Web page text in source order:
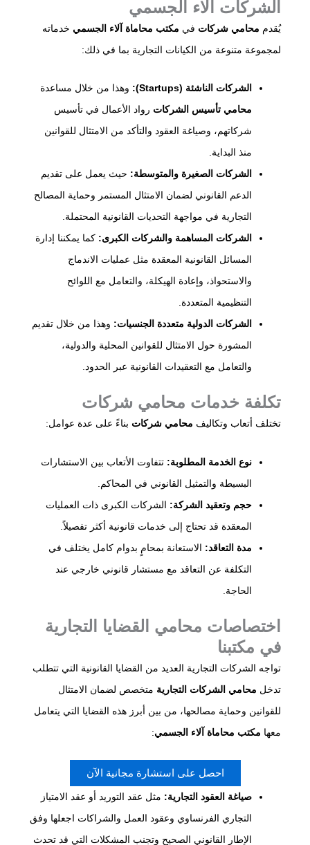
الشركات آلاء الجسمي
يُقدم محامي شركات في مكتب محاماة آلاء الجسمي خدماته
لمجموعة متنوعة من الكيانات التجارية بما في ذلك:​
الشركات الناشئة (Startups):
وهذا من خلال مساعدة
محامي تأسيس الشركات رواد الأعمال في تأسيس
شركاتهم، وصياغة العقود والتأكد من الامتثال للقوانين
منذ البداية.​
الشركات الصغيرة والمتوسطة: حيث يعمل على تقديم
الدعم القانوني لضمان الامتثال المستمر وحماية المصالح
التجارية في مواجهة التحديات القانونية المحتملة.​
الشركات المساهمة والشركات الكبرى: كما يمكننا إدارة
المسائل القانونية المعقدة مثل عمليات الاندماج
والاستحواذ، وإعادة الهيكلة، والتعامل مع اللوائح
التنظيمية المتعددة.​
الشركات الدولية متعددة الجنسيات: وهذا من خلال تقديم
المشورة حول الامتثال للقوانين المحلية والدولية،
والتعامل مع التعقيدات القانونية عبر الحدود.​
تكلفة خدمات محامي شركات
تختلف أتعاب وتكاليف محامي شركات بناءً على عدة عوامل:​
نوع الخدمة المطلوبة: تتفاوت الأتعاب بين الاستشارات
البسيطة والتمثيل القانوني في المحاكم.​
حجم وتعقيد الشركة: الشركات الكبرى ذات العمليات
المعقدة قد تحتاج إلى خدمات قانونية أكثر تفصيلاً.​
مدة التعاقد: الاستعانة بمحامٍ بدوام كامل يختلف في
التكلفة عن التعاقد مع مستشار قانوني خارجي عند
الحاجة.
اختصاصات محامي القضايا التجارية
في مكتبنا
تواجه الشركات التجارية العديد من القضايا القانونية التي تتطلب
تدخل محامي الشركات التجارية متخصص لضمان الامتثال
للقوانين وحماية مصالحها، من بين أبرز هذه القضايا التي يتعامل
معها مكتب محاماة آلاء الجسمي:
احصل على استشارة مجانية الآن
صياغة العقود التجارية: مثل عقد التوريد أو عقد الامتياز
التجاري الفرنساوي وعقود العمل والشراكات اجعلها وفق
الإطار القانوني الصحيح وتجنب المشكلات التي قد تحدث